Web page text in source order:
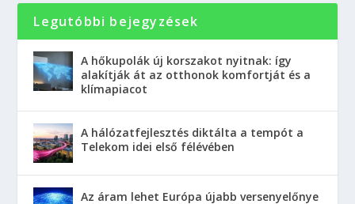
Legutóbbi bejegyzések
A hőkupolák új korszakot nyitnak: így
alakítják át az otthonok komfortját és a
klímapiacot
A hálózatfejlesztés diktálta a tempót a
Telekom idei első félévében
Az áram lehet Európa újabb versenyelőnye